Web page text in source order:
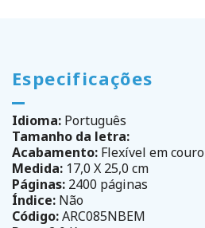
Especificações
Idioma: Português
Tamanho da letra:
Acabamento: Flexível em couro
Medida: 17,0 X 25,0 cm
Páginas: 2400 páginas
Índice: Não
Código:ARC085NBEM